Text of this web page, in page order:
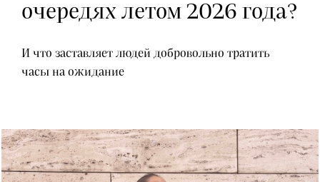
очередях летом 2026 года?
И что заставляет людей добровольно тратить
часы на ожидание